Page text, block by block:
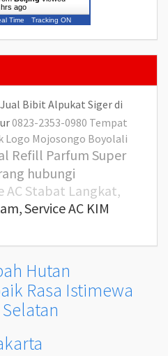
ago
Time Tracking ON
Jual Bibit Alpukat Siger di
0823-2353-0980 Tempat
Logo Mojosongo Boyolali
Refill Parfum Super
hubungi
AC Stabat Langkat,
Service AC KIM
Hutan
Rasa Istimewa